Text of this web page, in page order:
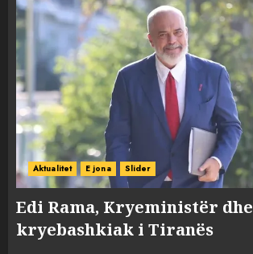
Aktualitet E jona Slider
Edi Rama, Kryeministër dhe
kryebashkiak i Tiranës